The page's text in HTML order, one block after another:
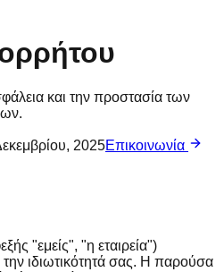
και την προστασία των
2025Επικοινωνία
"εμείς", "η εταιρεία")
την ιδιωτικότητά σας. Η παρούσα